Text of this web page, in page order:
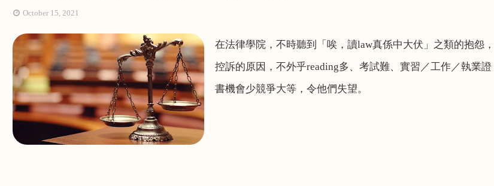
October 15, 2021
在法律學院，不時聽到「唉，讀law真係中大伏」之類的抱怨，
控訴的原因，不外乎reading多、考試難、實習／工作／執業證
書機會少競爭大等，令他們失望。